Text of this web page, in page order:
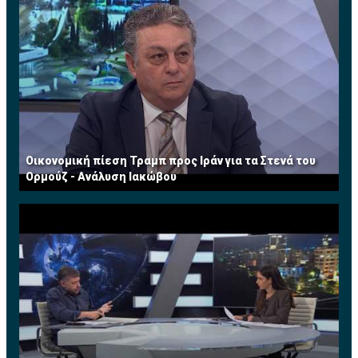
εξοικονόμησης
• Ανάκτηση θερμότητας για θέρμανση και ψύξη σε
μεγάλους χώρους
• Σκίαση
• Θερμομόνωση
• Φωτισμός
• Διαχείριση αποβλήτων και καθαρισμός όμβριων
υδάτων
• Ηλιακά συστήματα
• Γεωθερμία
• Μελετητές και μετρητές
• ESCOs-Energy Services Companies
• Σύμβουλοι
Δώστε και πάρτε όφελος
Αν η εταιρεία σας εξειδικεύεται σε κάποια από τις πιο
πάνω κατηγορίες δηλώστε συμμετοχή ως εκθέτης
Οικονομική πίεση Τραμπ προς Ιράν για τα Στενά του
Ορμούζ - Ανάλυση Ιακώβου